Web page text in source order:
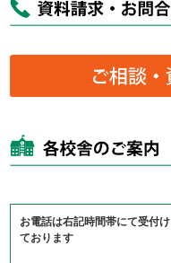
お電話は右記時間帯にて受付け
ております